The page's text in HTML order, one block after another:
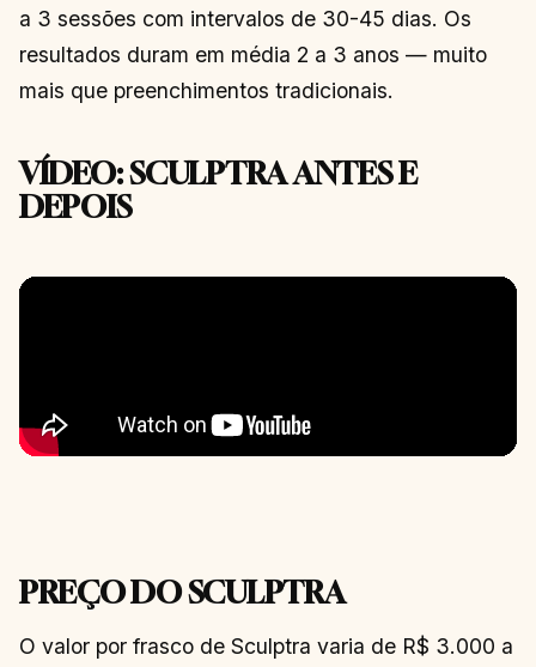
a 3 sessões com intervalos de 30-45 dias. Os
resultados duram em média 2 a 3 anos — muito
mais que preenchimentos tradicionais.
VÍDEO: SCULPTRA ANTES E
DEPOIS
PREÇO DO SCULPTRA
O valor por frasco de Sculptra varia de R$ 3.000 a